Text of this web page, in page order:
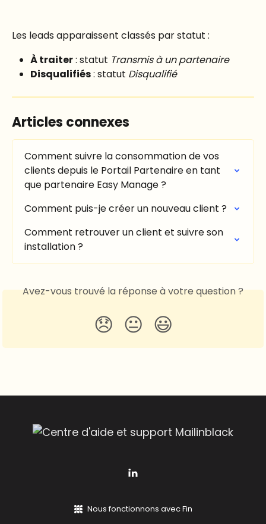
Les leads apparaissent classés par statut :
À traiter : statut Transmis à un partenaire
Disqualifiés : statut Disqualifié
Articles connexes
Comment suivre la consommation de vos
clients depuis le Portail Partenaire en tant
que partenaire Easy Manage ?
Comment puis-je créer un nouveau client ?
Comment retrouver un client et suivre son
installation ?
Avez-vous trouvé la réponse à votre question ?
😞 😐 😃
Nous fonctionnons avec Fin